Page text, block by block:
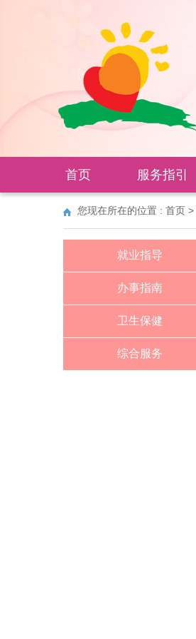
首页 服务指引
您现在所在的位置 : 首页 >
就业指导
办事指南
卫生保健
综合服务